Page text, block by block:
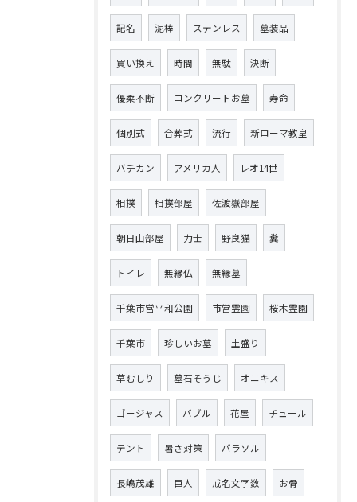
記名 泥棒 ステンレス 墓装品
買い換え 時間 無駄 決断
優柔不断 コンクリートお墓 寿命
個別式 合葬式 流行 新ローマ教皇
バチカン アメリカ人 レオ14世
相撲 相撲部屋 佐渡嶽部屋
朝日山部屋 力士 野良猫 糞
トイレ 無縁仏 無縁墓
千葉市営平和公園 市営霊園 桜木霊園
千葉市 珍しいお墓 土盛り
草むしり 墓石そうじ オニキス
ゴージャス バブル 花屋 チュール
テント 暑さ対策 パラソル
長嶋茂雄 巨人 戒名文字数 お骨